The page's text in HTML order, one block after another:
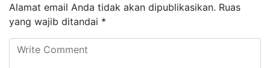
Alamat email Anda tidak akan dipublikasikan. Ruas
yang wajib ditandai *